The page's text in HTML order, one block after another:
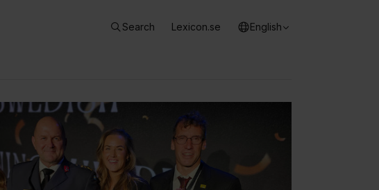
Search Lexicon.se English